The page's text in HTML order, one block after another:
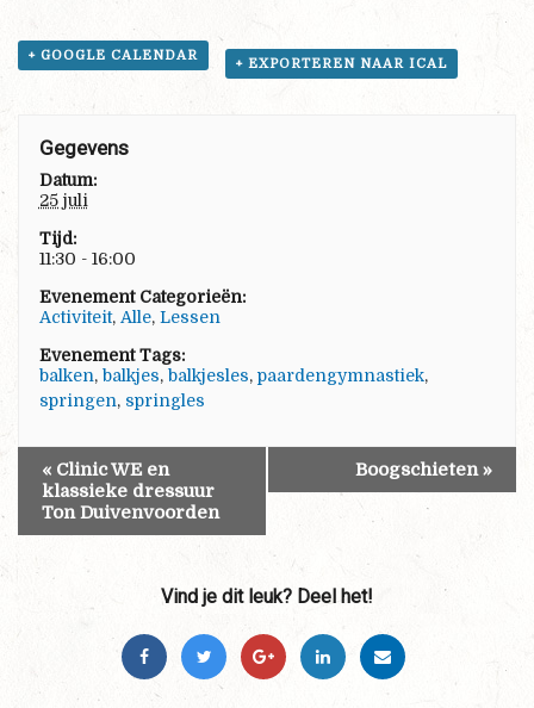
+ GOOGLE CALENDAR
+ EXPORTEREN NAAR ICAL
Gegevens
Datum:
25 juli
Tijd:
11:30 - 16:00
Evenement Categorieën:
Activiteit, Alle, Lessen
Evenement Tags:
balken, balkjes, balkjesles, paardengymnastiek,
springen, springles
« Clinic WE en
klassieke dressuur
Ton Duivenvoorden
Boogschieten»
Vind je dit leuk? Deel het!